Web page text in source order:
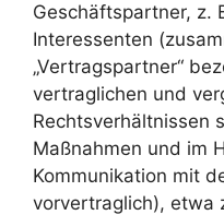
Geschäftspartner, z.
Interessenten
„Vertragspartner“
vertraglichen und
Rechtsverhältnissen
Maßnahmen und im
Kommunikation mit
vorvertraglich), etwa